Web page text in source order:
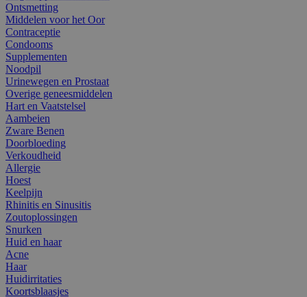
Ontsmetting
Middelen voor het Oor
Contraceptie
Condooms
Supplementen
Noodpil
Urinewegen en Prostaat
Overige geneesmiddelen
Hart en Vaatstelsel
Aambeien
Zware Benen
Doorbloeding
Verkoudheid
Allergie
Hoest
Keelpijn
Rhinitis en Sinusitis
Zoutoplossingen
Snurken
Huid en haar
Acne
Haar
Huidirritaties
Koortsblaasjes